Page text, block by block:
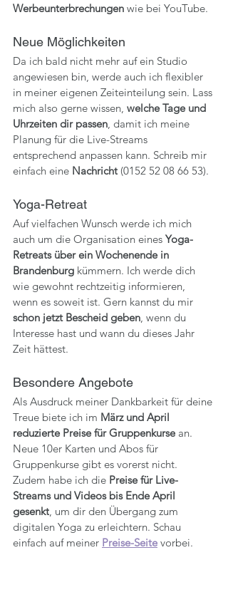
Werbeunterbrechungen wie bei YouTube.
Neue Möglichkeiten
Da ich bald nicht mehr auf ein Studio
angewiesen bin, werde auch ich flexibler
in meiner eigenen Zeiteinteilung sein. Lass
mich also gerne wissen, welche Tage und
Uhrzeiten dir passen , damit ich meine
Planung für die Live-Streams
entsprechend anpassen kann. Schreib mir
einfach eine Nachricht (0152 52 08 66 53).
Yoga-Retreat
Auf vielfachen Wunsch werde ich mich
auch um die Organisation eines Yoga-
Retreats über ein Wochenende in
Brandenburg kümmern. Ich werde dich
wie gewohnt rechtzeitig informieren,
wenn es soweit ist. Gern kannst du mir
schon jetzt Bescheid geben , wenn du
Interesse hast und wann du dieses Jahr
Zeit hättest.
Besondere Angebote
Als Ausdruck meiner Dankbarkeit für deine
Treue biete ich im März und April
reduzierte Preise für Gruppenkurse an.
Neue 10er Karten und Abos für
Gruppenkurse gibt es vorerst nicht.
Zudem habe ich die Preise für Live-
Streams und Videos bis Ende April
gesenkt , um dir den Übergang zum
digitalen Yoga zu erleichtern. Schau
einfach auf meiner Preise-Seite vorbei.